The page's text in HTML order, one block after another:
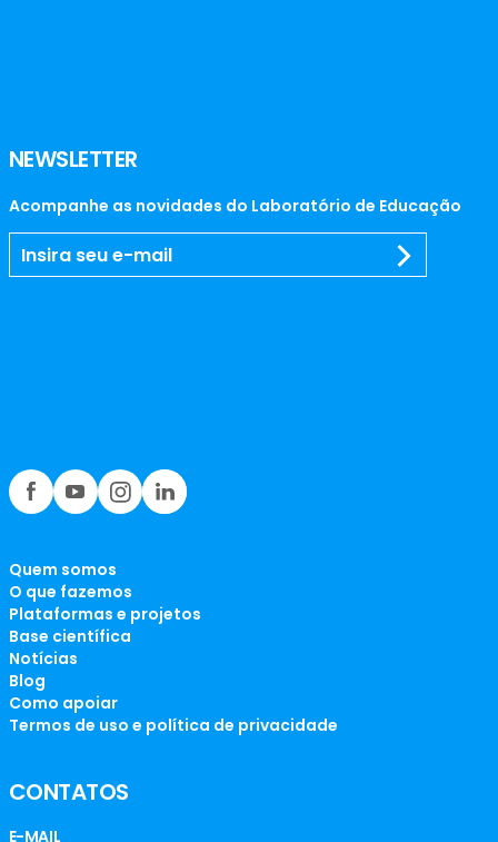
NEWSLETTER
Acompanhe as novidades do Laboratório de Educação
Quem somos
O que fazemos
Plataformas e projetos
Base científica
Notícias
Blog
Como apoiar
Termos de uso e política de privacidade
CONTATOS
E-MAIL